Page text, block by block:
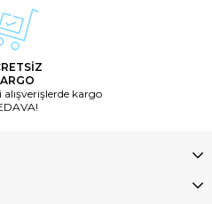
alışverişlerde kargo